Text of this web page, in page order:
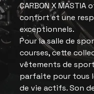
CARBON X MASTIA
confort et une
exceptionnels.
Pour la salle de
courses, cette
vêtements de
parfaite pour tous
de vie actifs. Son